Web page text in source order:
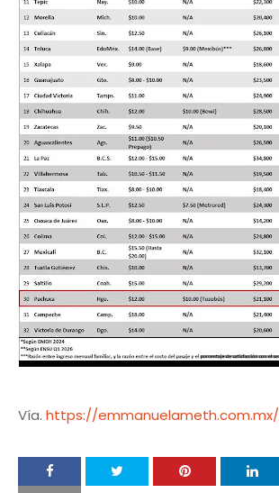
Vía. https://emmanuelameth.com.mx/